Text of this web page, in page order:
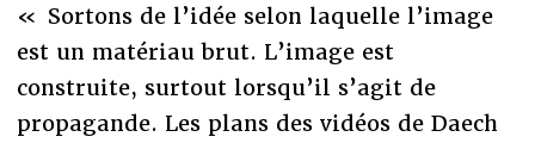
« Sortons de l’idée selon laquelle l’image
est un matériau brut. L’image est
construite, surtout lorsqu’il s’agit de
propagande. Les plans des vidéos de Daech